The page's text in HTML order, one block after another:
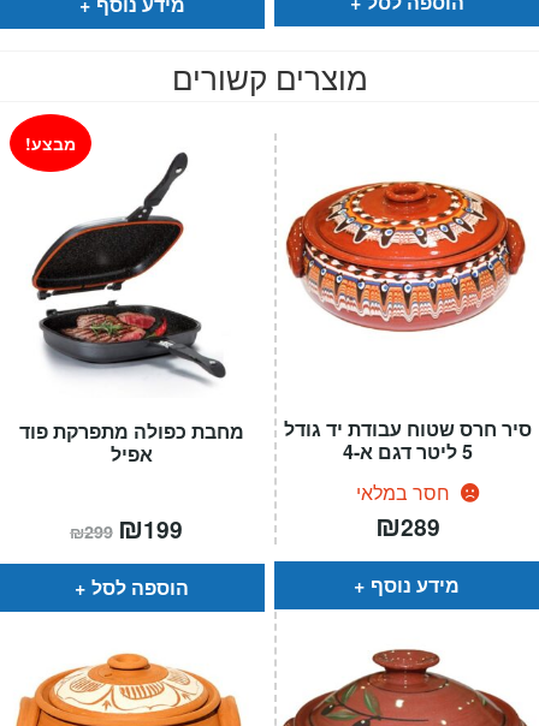
מוצרים קשורים
מחבת כפולה מתפרקת פוד
אפיל
מבצע!
₪299 המחיר
המקורי
היה:
₪299.
₪199
הוא:
הוספה לסל
סיר חרס שטוח עבודת יד גודל
5 ליטר דגם א-4
חסר במלאי
₪289
מידע נוסף